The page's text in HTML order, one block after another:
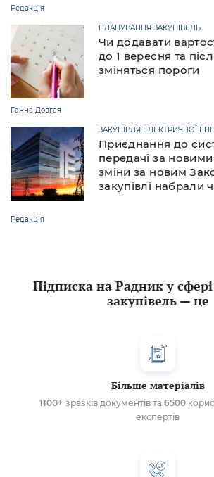
Редакція
Чи додавати
до 1 вересня та
зміняться пороги
ПЛАНУВАННЯ ЗАКУПІВЕЛЬ
Ганна Довгая
Приєднання до
передачі за
зміни за новим
закупівлі набрали
ЗАКУПІВЛЯ ЕЛЕКТРИЧНОЇ
Редакція
Підписка на Радник у
закупівель — це
Більше матеріалів
1100+ зразків документів та 6500
експертів